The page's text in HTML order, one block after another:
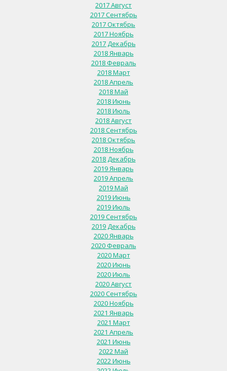
2017 Август
2017 Сентябрь
2017 Октябрь
2017 Ноябрь
2017 Декабрь
2018 Январь
2018 Февраль
2018 Март
2018 Апрель
2018 Май
2018 Июнь
2018 Июль
2018 Август
2018 Сентябрь
2018 Октябрь
2018 Ноябрь
2018 Декабрь
2019 Январь
2019 Апрель
2019 Май
2019 Июнь
2019 Июль
2019 Сентябрь
2019 Декабрь
2020 Январь
2020 Февраль
2020 Март
2020 Июнь
2020 Июль
2020 Август
2020 Сентябрь
2020 Ноябрь
2021 Январь
2021 Март
2021 Апрель
2021 Июнь
2022 Май
2022 Июнь